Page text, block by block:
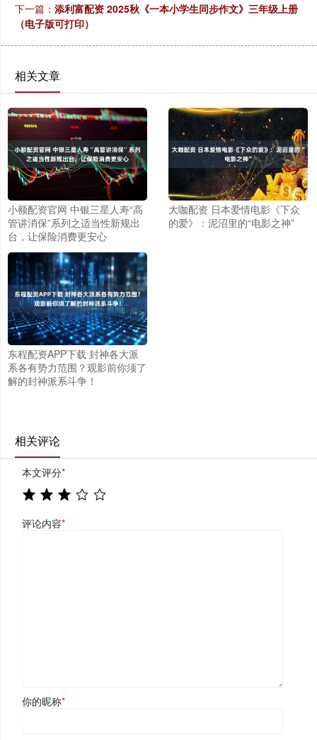
下一篇： 添利富配资 2025秋《一本小学生同步作文》三年级上册
（电子版可打印）
相关文章
小额配资官网 中银三星人寿“高
管讲消保”系列之适当性新规出
台，让保险消费更安心
大咖配资 日本爱情电影《下众
的爱》：泥沼里的“电影之神”
东程配资APP下载 封神各大派
系各有势力范围？观影前你须了
解的封神派系斗争！
相关评论
本文评分*
评论内容*
你的昵称*